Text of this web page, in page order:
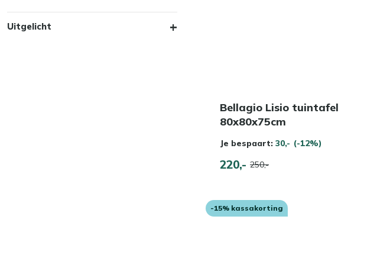
Uitgelicht
Bellagio Lisio tuintafel
80x80x75cm
Je bespaart: 30,- (-12%)
220,- 250,-
-15% kassakorting